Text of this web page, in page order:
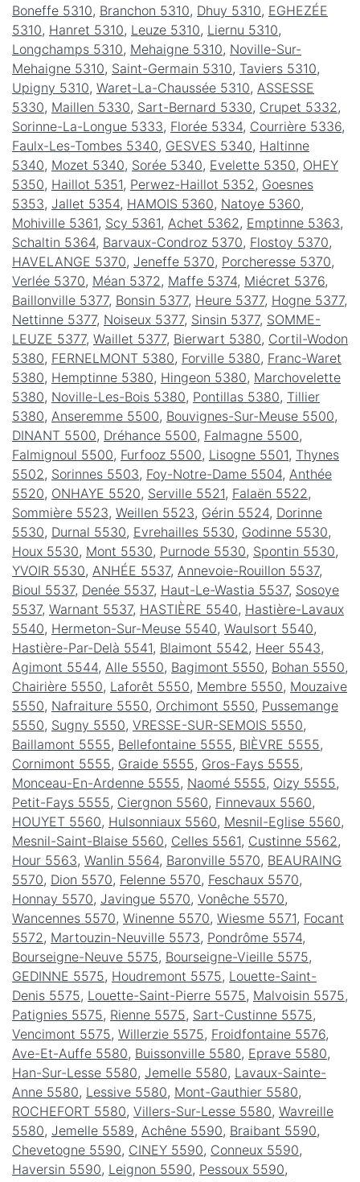
Boneffe 5310, Branchon 5310, Dhuy 5310, EGHEZÉE
5310, Hanret 5310, Leuze 5310, Liernu 5310,
Longchamps 5310, Mehaigne 5310, Noville-Sur-
Mehaigne 5310, Saint-Germain 5310, Taviers 5310,
Upigny 5310, Waret-La-Chaussée 5310, ASSESSE
5330, Maillen 5330, Sart-Bernard 5330, Crupet 5332 ,
Sorinne-La-Longue 5333, Florée 5334, Courrière 5336,
Faulx-Les-Tombes 5340, GESVES 5340, Haltinne
5340, Mozet 5340, Sorée 5340, Evelette 5350, OHEY
5350, Haillot 5351, Perwez-Haillot 5352 , Goesnes
5353, Jallet 5354, HAMOIS 5360, Natoye 5360,
Mohiville 5361, Scy 5361, Achet 5362 , Emptinne 5363,
Schaltin 5364, Barvaux-Condroz 5370, Flostoy 5370,
HAVELANGE 5370, Jeneffe 5370, Porcheresse 5370,
Verlée 5370, Méan 5372 , Maffe 5374, Miécret 5376,
Baillonville 5377, Bonsin 5377, Heure 5377, Hogne 5377,
Nettinne 5377, Noiseux 5377, Sinsin 5377, SOMME-
LEUZE 5377, Waillet 5377, Bierwart 5380, Cortil-Wodon
5380, FERNELMONT 5380, Forville 5380, Franc-Waret
5380, Hemptinne 5380, Hingeon 5380, Marchovelette
5380, Noville-Les-Bois 5380, Pontillas 5380, Tillier
5380, Anseremme 5500, Bouvignes-Sur-Meuse 5500,
DINANT 5500, Dréhance 5500, Falmagne 5500,
Falmignoul 5500, Furfooz 5500, Lisogne 5501, Thynes
5502 , Sorinnes 5503, Foy-Notre-Dame 5504, Anthée
5520, ONHAYE 5520, Serville 5521, Falaën 5522 ,
Sommière 5523, Weillen 5523, Gérin 5524, Dorinne
5530, Durnal 5530, Evrehailles 5530, Godinne 5530,
Houx 5530, Mont 5530, Purnode 5530, Spontin 5530,
YVOIR 5530, ANHÉE 5537, Annevoie-Rouillon 5537,
Bioul 5537, Denée 5537, Haut-Le-Wastia 5537, Sosoye
5537, Warnant 5537, HASTIÈRE 5540, Hastière-Lavaux
5540, Hermeton-Sur-Meuse 5540, Waulsort 5540,
Hastière-Par-Delà 5541, Blaimont 5542 , Heer 5543,
Agimont 5544, Alle 5550, Bagimont 5550, Bohan 5550,
Chairière 5550, Laforêt 5550, Membre 5550, Mouzaive
5550, Nafraiture 5550, Orchimont 5550, Pussemange
5550, Sugny 5550, VRESSE-SUR-SEMOIS 5550,
Baillamont 5555, Bellefontaine 5555, BIÈVRE 5555,
Cornimont 5555, Graide 5555, Gros-Fays 5555,
Monceau-En-Ardenne 5555, Naomé 5555, Oizy 5555,
Petit-Fays 5555, Ciergnon 5560, Finnevaux 5560,
HOUYET 5560, Hulsonniaux 5560, Mesnil-Eglise 5560,
Mesnil-Saint-Blaise 5560, Celles 5561, Custinne 5562 ,
Hour 5563, Wanlin 5564, Baronville 5570, BEAURAING
5570, Dion 5570, Felenne 5570, Feschaux 5570,
Honnay 5570, Javingue 5570, Vonêche 5570,
Wancennes 5570, Winenne 5570, Wiesme 5571, Focant
5572 , Martouzin-Neuville 5573, Pondrôme 5574,
Bourseigne-Neuve 5575, Bourseigne-Vieille 5575,
GEDINNE 5575, Houdremont 5575, Louette-Saint-
Denis 5575, Louette-Saint-Pierre 5575, Malvoisin 5575,
Patignies 5575, Rienne 5575, Sart-Custinne 5575,
Vencimont 5575, Willerzie 5575, Froidfontaine 5576,
Ave-Et-Auffe 5580, Buissonville 5580, Eprave 5580,
Han-Sur-Lesse 5580, Jemelle 5580, Lavaux-Sainte-
Anne 5580, Lessive 5580, Mont-Gauthier 5580,
ROCHEFORT 5580, Villers-Sur-Lesse 5580, Wavreille
5580, Jemelle 5589, Achêne 5590, Braibant 5590,
Chevetogne 5590, CINEY 5590, Conneux 5590,
Haversin 5590, Leignon 5590, Pessoux 5590,